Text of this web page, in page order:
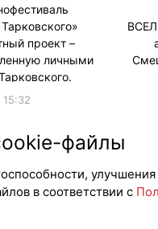
проект –
личными
файлы
в соответствии с